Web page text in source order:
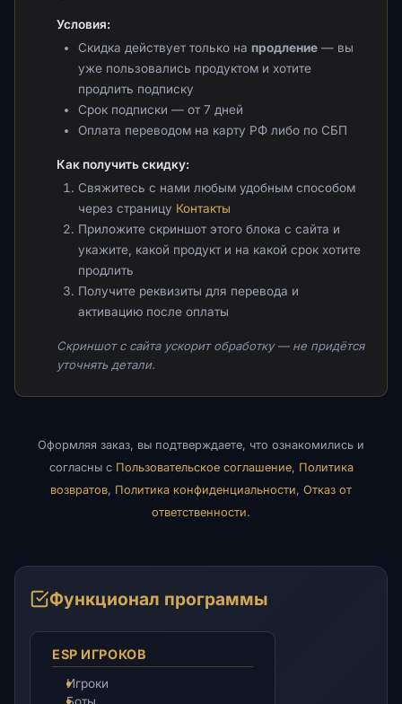
Условия:
Скидка действует только на продление — вы
уже пользовались продуктом и хотите
продлить подписку
Срок подписки — от 7 дней
Оплата переводом на карту РФ либо по СБП
Как получить скидку:
Свяжитесь с нами любым удобным способом
через страницу Контакты
Приложите скриншот этого блока с сайта и
укажите, какой продукт и на какой срок хотите
продлить
Получите реквизиты для перевода и
активацию после оплаты
Скриншот с сайта ускорит обработку — не придётся
уточнять детали.
Оформляя заказ, вы подтверждаете, что ознакомились и
согласны с Пользовательское соглашение, Политика
возвратов, Политика конфиденциальности, Отказ от
ответственности.
Функционал программы
ESP ИГРОКОВ
Игроки